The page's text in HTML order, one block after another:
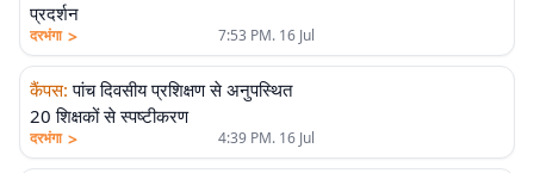
प्रदर्शन
दरभंगा > 7:53 PM. 16 Jul
कैंपस: पांच दिवसीय प्रशिक्षण से अनुपस्थित
20 शिक्षकों से स्पष्टीकरण
दरभंगा > 4:39 PM. 16 Jul